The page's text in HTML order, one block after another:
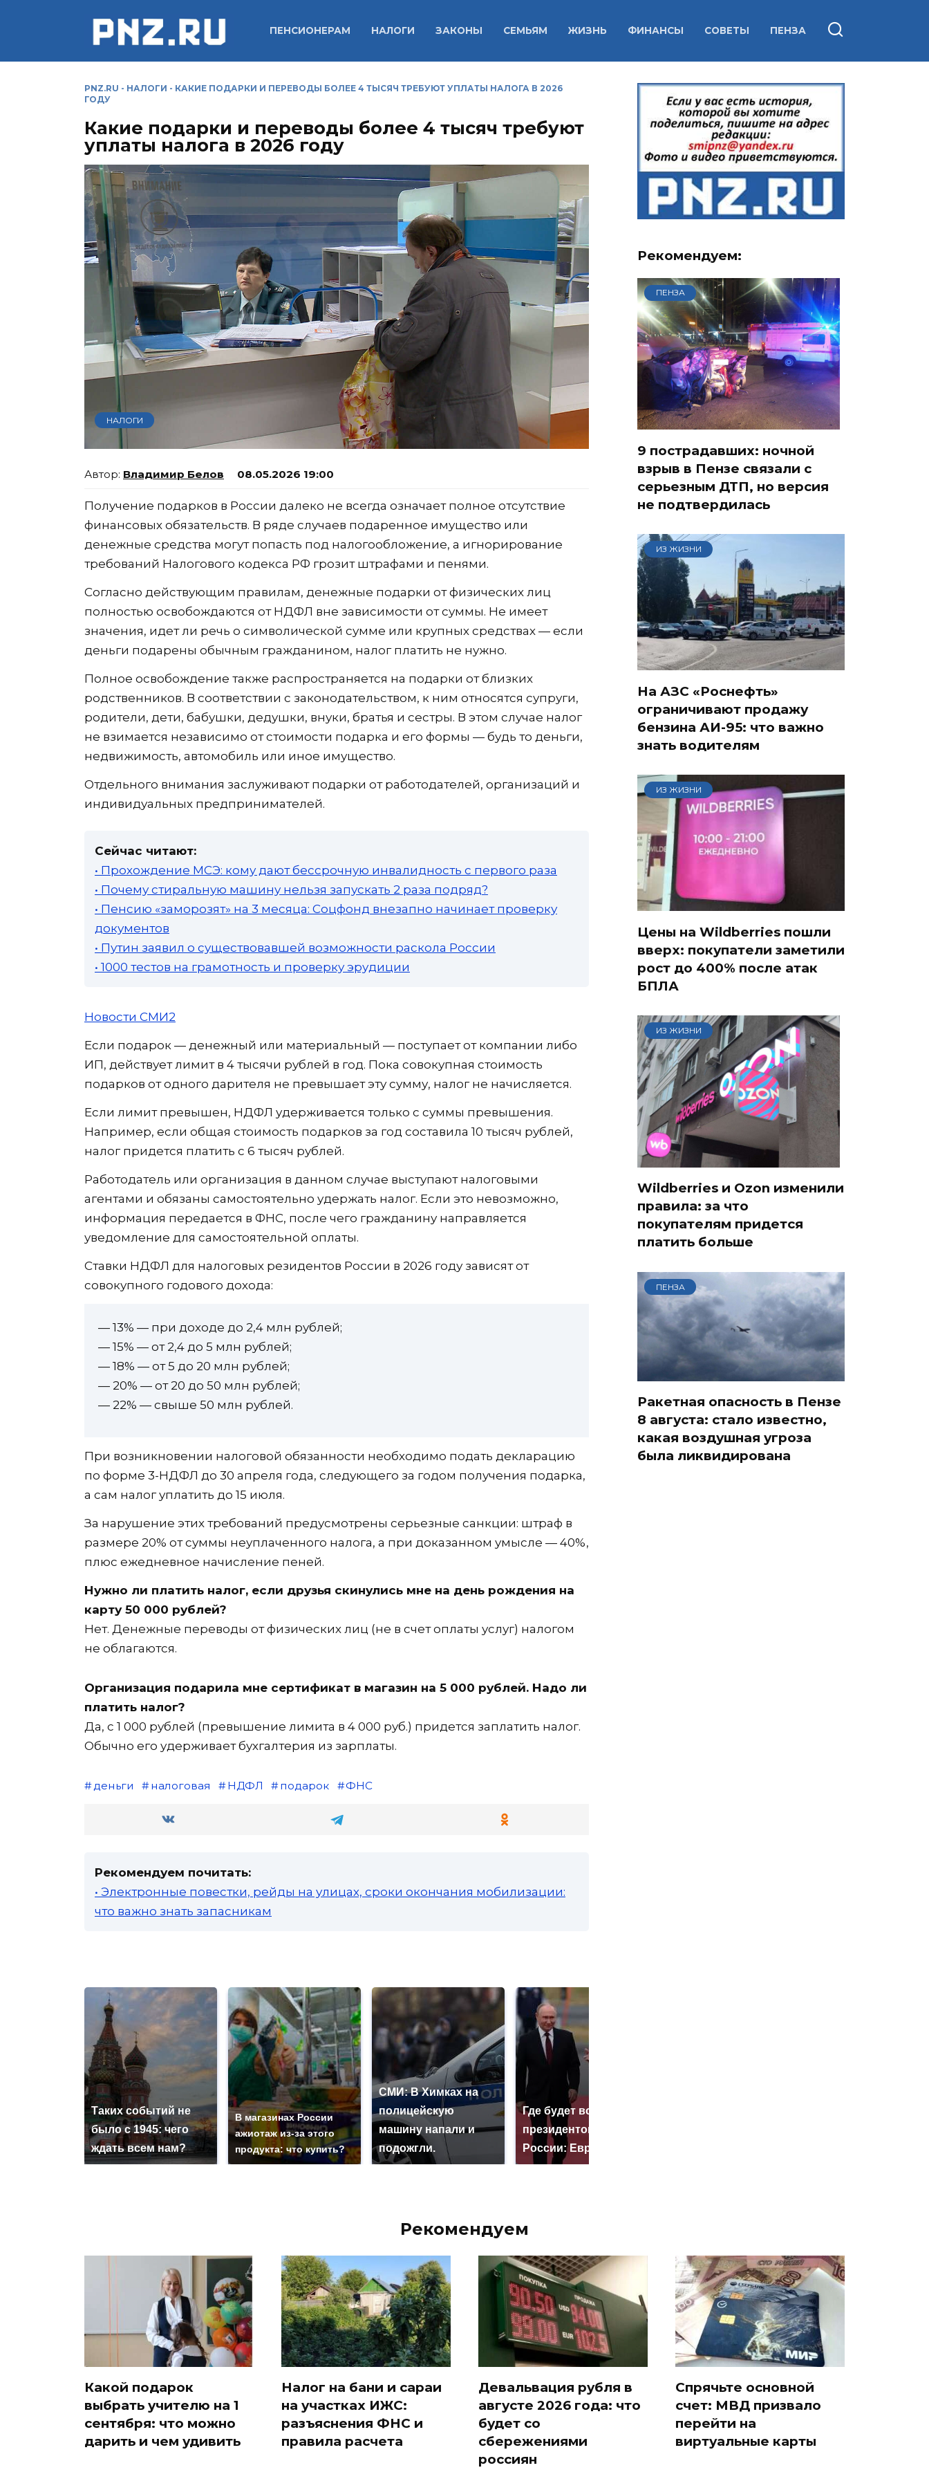
ПЕНСИОНЕРАМ НАЛОГИ ЗАКОНЫ СЕМЬЯМ ЖИЗНЬ ФИНАНСЫ СОВЕТЫ ПЕНЗА
PNZ.RU - НАЛОГИ - КАКИЕ ПОДАРКИ И ПЕРЕВОДЫ БОЛЕЕ 4 ТЫСЯЧ ТРЕБУЮТ УПЛАТЫ НАЛОГА В 2026
ГОДУ
Какие подарки и переводы более 4 тысяч требуют
уплаты налога в 2026 году
НАЛОГИ
Владимир Белов 08.05.2026 19:00
Получение подарков в России далеко не всегда означает полное отсутствие
финансовых обязательств. В ряде случаев подаренное имущество или
денежные средства могут попасть под налогообложение, а игнорирование
требований Налогового кодекса РФ грозит штрафами и пенями.
Согласно действующим правилам, денежные подарки от физических лиц
полностью освобождаются от НДФЛ вне зависимости от суммы. Не имеет
значения, идет ли речь о символической сумме или крупных средствах — если
деньги подарены обычным гражданином, налог платить не нужно.
Полное освобождение также распространяется на подарки от близких
родственников. В соответствии с законодательством, к ним относятся супруги,
родители, дети, бабушки, дедушки, внуки, братья и сестры. В этом случае налог
не взимается независимо от стоимости подарка и его формы — будь то деньги,
недвижимость, автомобиль или иное имущество.
Отдельного внимания заслуживают подарки от работодателей, организаций и
индивидуальных предпринимателей.
Сейчас читают:
• Прохождение МСЭ: кому дают бессрочную инвалидность с первого раза
• Почему стиральную машину нельзя запускать 2 раза подряд?
• Пенсию «заморозят» на 3 месяца: Соцфонд внезапно начинает проверку
документов
• Путин заявил о существовавшей возможности раскола России
• 1000 тестов на грамотность и проверку эрудиции
Новости СМИ2
Если подарок — денежный или материальный — поступает от компании либо
ИП, действует лимит в 4 тысячи рублей в год. Пока совокупная стоимость
подарков от одного дарителя не превышает эту сумму, налог не начисляется.
Если лимит превышен, НДФЛ удерживается только с суммы превышения.
Например, если общая стоимость подарков за год составила 10 тысяч рублей,
налог придется платить с 6 тысяч рублей.
Работодатель или организация в данном случае выступают налоговыми
агентами и обязаны самостоятельно удержать налог. Если это невозможно,
информация передается в ФНС, после чего гражданину направляется
уведомление для самостоятельной оплаты.
Ставки НДФЛ для налоговых резидентов России в 2026 году зависят от
совокупного годового дохода:
— 13% — при доходе до 2,4 млн рублей;
— 15% — от 2,4 до 5 млн рублей;
— 18% — от 5 до 20 млн рублей;
— 20% — от 20 до 50 млн рублей;
— 22% — свыше 50 млн рублей.
При возникновении налоговой обязанности необходимо подать декларацию
по форме 3-НДФЛ до 30 апреля года, следующего за годом получения подарка,
а сам налог уплатить до 15 июля.
За нарушение этих требований предусмотрены серьезные санкции: штраф в
размере 20% от суммы неуплаченного налога, а при доказанном умысле — 40%,
плюс ежедневное начисление пеней.
Нужно ли платить налог, если друзья скинулись мне на день рождения на
карту 50 000 рублей?
Нет. Денежные переводы от физических лиц (не в счет оплаты услуг) налогом
не облагаются.
Организация подарила мне сертификат в магазин на 5 000 рублей. Надо ли
платить налог?
Да, с 1 000 рублей (превышение лимита в 4 000 руб.) придется заплатить налог.
Обычно его удерживает бухгалтерия из зарплаты.
деньги налоговая НДФЛ подарок ФНС
Рекомендуем почитать:
• Электронные повестки, рейды на улицах, сроки окончания мобилизации:
что важно знать запасникам
Таких событий не
было с 1945: чего
ждать всем нам?
В магазинах России
ажиотаж из-за этого
продукта: что купить?
СМИ: В Химках на
полицейскую
машину напали и
подожгли.
Где будет встреча
президентов США и
России: Европа?
Рекомендуем:
ПЕНЗА
9 пострадавших: ночной
взрыв в Пензе связали с
серьезным ДТП, но версия
не подтвердилась
ИЗ ЖИЗНИ
На АЗС «Роснефть»
ограничивают продажу
бензина АИ-95: что важно
знать водителям
ИЗ ЖИЗНИ
Цены на Wildberries пошли
вверх: покупатели заметили
рост до 400% после атак
БПЛА
ИЗ ЖИЗНИ
Wildberries и Ozon изменили
правила: за что
покупателям придется
платить больше
ПЕНЗА
Ракетная опасность в Пензе
8 августа: стало известно,
какая воздушная угроза
была ликвидирована
Рекомендуем
Какой подарок
выбрать учителю на 1
сентября: что можно
дарить и чем удивить
Налог на бани и сараи
на участках ИЖС:
разъяснения ФНС и
правила расчета
Девальвация рубля в
августе 2026 года: что
будет со
сбережениями
россиян
Спрячьте основной
счет: МВД призвало
перейти на
виртуальные карты